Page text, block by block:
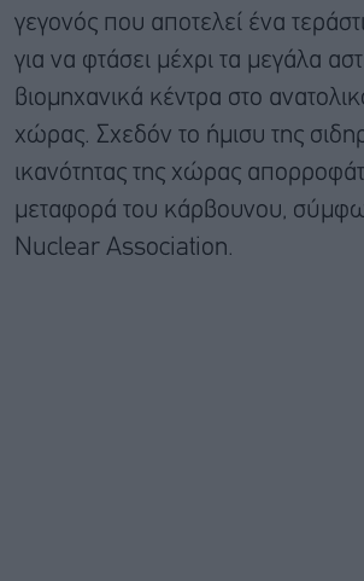
γεγονός που αποτελεί ένα
για να φτάσει μέχρι τα μεγάλα
βιομηχανικά κέντρα στο
χώρας. Σχεδόν το ήμισυ της
ικανότητας της χώρας
μεταφορά του κάρβουνου,
Nuclear Association.